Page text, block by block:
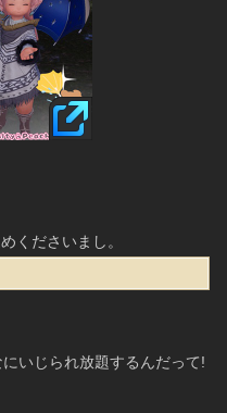
くださいまし。
いじられ放題するんだって!